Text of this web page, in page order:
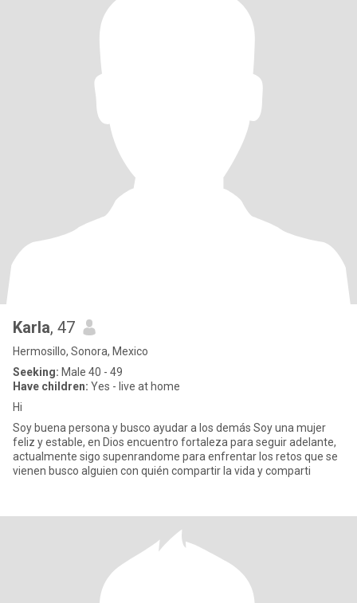
Karla, 47
Hermosillo, Sonora, Mexico
Seeking: Male 40 - 49
Have children: Yes - live at home
Hi
Soy buena persona y busco ayudar a los demás Soy una mujer
feliz y estable, en Dios encuentro fortaleza para seguir adelante,
actualmente sigo supenrandome para enfrentar los retos que se
vienen busco alguien con quién compartir la vida y comparti